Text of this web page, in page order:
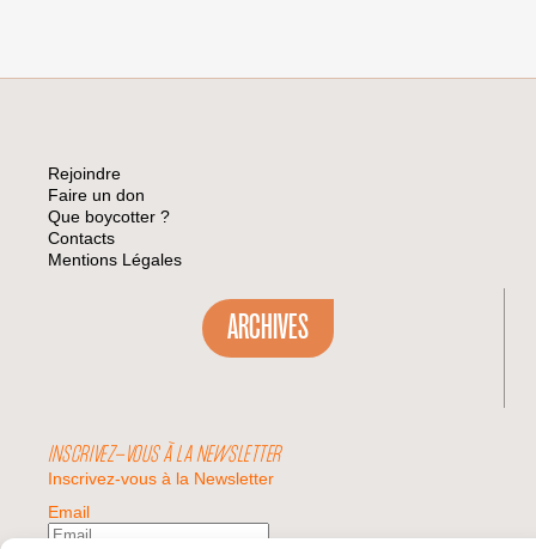
Rejoindre
Faire un don
Que boycotter ?
Contacts
Mentions Légales
ARCHIVES
INSCRIVEZ-VOUS À LA NEWSLETTER
Inscrivez-vous à la Newsletter
Email